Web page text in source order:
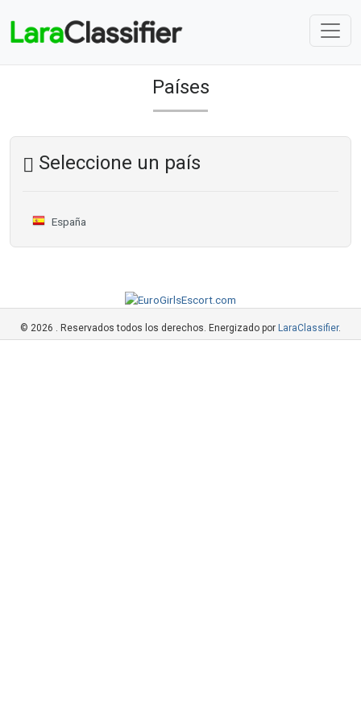
Países
Seleccione un país
España
© 2026 . Reservados todos los derechos. Energizado por LaraClassifier.